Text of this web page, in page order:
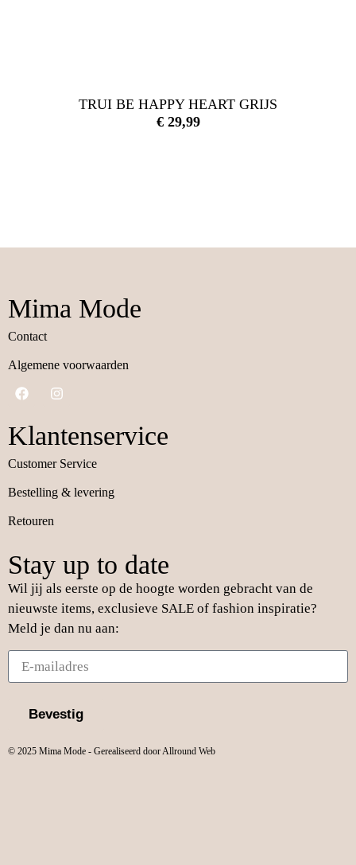
TRUI BE HAPPY HEART GRIJS
€29,99
Mima Mode
Contact
Algemene voorwaarden
Klantenservice
Customer Service
Bestelling & levering
Retouren
Stay up to date
Wil jij als eerste op de hoogte worden gebracht van de
nieuwste items, exclusieve SALE of fashion inspiratie?
Meld je dan nu aan:
Bevestig
© 2025 Mima Mode - Gerealiseerd door Allround Web